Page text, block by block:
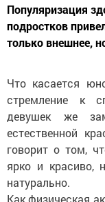
Популяризация
подростков
только внешнее,
Что касается
стремление к
девушек же
естественной
говорит о том,
ярко и красиво,
натурально.
Как физическая